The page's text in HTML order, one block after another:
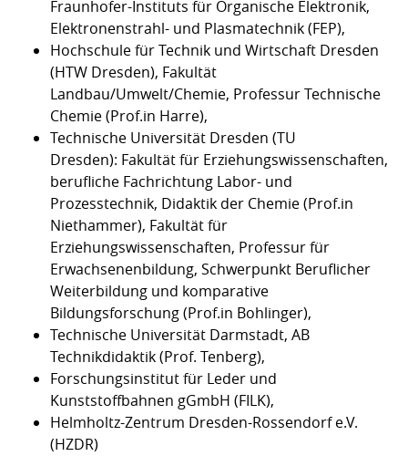
Fraunhofer-Instituts für Organische Elektronik,
Elektronenstrahl- und Plasmatechnik (FEP),
Hochschule für Technik und Wirtschaft Dresden
(HTW Dresden), Fakultät
Landbau/Umwelt/Chemie, Professur Technische
Chemie (Prof.in Harre),
Technische Universität Dresden (TU
Dresden): Fakultät für Erziehungswissenschaften,
berufliche Fachrichtung Labor- und
Prozesstechnik, Didaktik der Chemie (Prof.in
Niethammer), Fakultät für
Erziehungswissenschaften, Professur für
Erwachsenenbildung, Schwerpunkt Beruflicher
Weiterbildung und komparative
Bildungsforschung (Prof.in Bohlinger),
Technische Universität Darmstadt, AB
Technikdidaktik (Prof. Tenberg),
Forschungsinstitut für Leder und
Kunststoffbahnen gGmbH (FILK),
Helmholtz-Zentrum Dresden-Rossendorf e.V.
(HZDR)